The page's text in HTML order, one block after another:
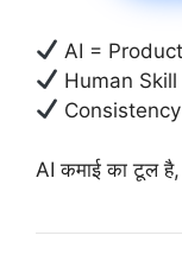
AI =
Human Skill
AI कमाई का टूल है,